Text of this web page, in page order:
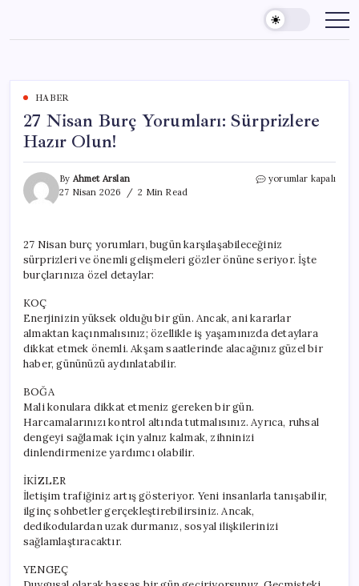
content
HABER
27 Nisan Burç Yorumları: Sürprizlere
Hazır Olun!
By Ahmet Arslan
27 Nisan 2026
2 Min Read
27
Hazır
Olun!
yorumlar kapalı
27 Nisan burç yorumları, bugün karşılaşabileceğiniz
sürprizleri ve önemli gelişmeleri gözler önüne seriyor. İşte
burçlarınıza özel detaylar:
KOÇ
Enerjinizin yüksek olduğu bir gün. Ancak, ani kararlar
almaktan kaçınmalısınız; özellikle iş yaşamınızda detaylara
dikkat etmek önemli. Akşam saatlerinde alacağınız güzel bir
haber, gününüzü aydınlatabilir.
BOĞA
Mali konulara dikkat etmeniz gereken bir gün.
Harcamalarınızı kontrol altında tutmalısınız. Ayrıca, ruhsal
dengeyi sağlamak için yalnız kalmak, zihninizi
dinlendirmenize yardımcı olabilir.
İKİZLER
İletişim trafiğiniz artış gösteriyor. Yeni insanlarla tanışabilir,
ilginç sohbetler gerçekleştirebilirsiniz. Ancak,
dedikodulardan uzak durmanız, sosyal ilişkilerinizi
sağlamlaştıracaktır.
YENGEÇ